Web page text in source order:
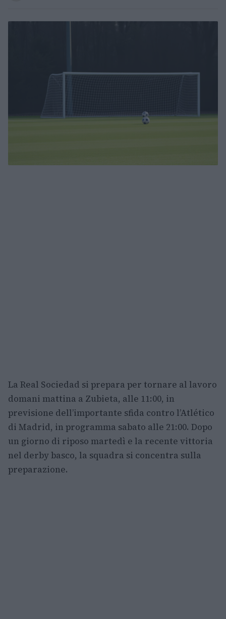
La Real Sociedad si prepara per tornare al lavoro
domani mattina a Zubieta, alle 11:00, in
previsione dell’importante sfida contro l’Atlético
di Madrid, in programma sabato alle 21:00. Dopo
un giorno di riposo martedì e la recente vittoria
nel derby basco, la squadra si concentra sulla
preparazione.